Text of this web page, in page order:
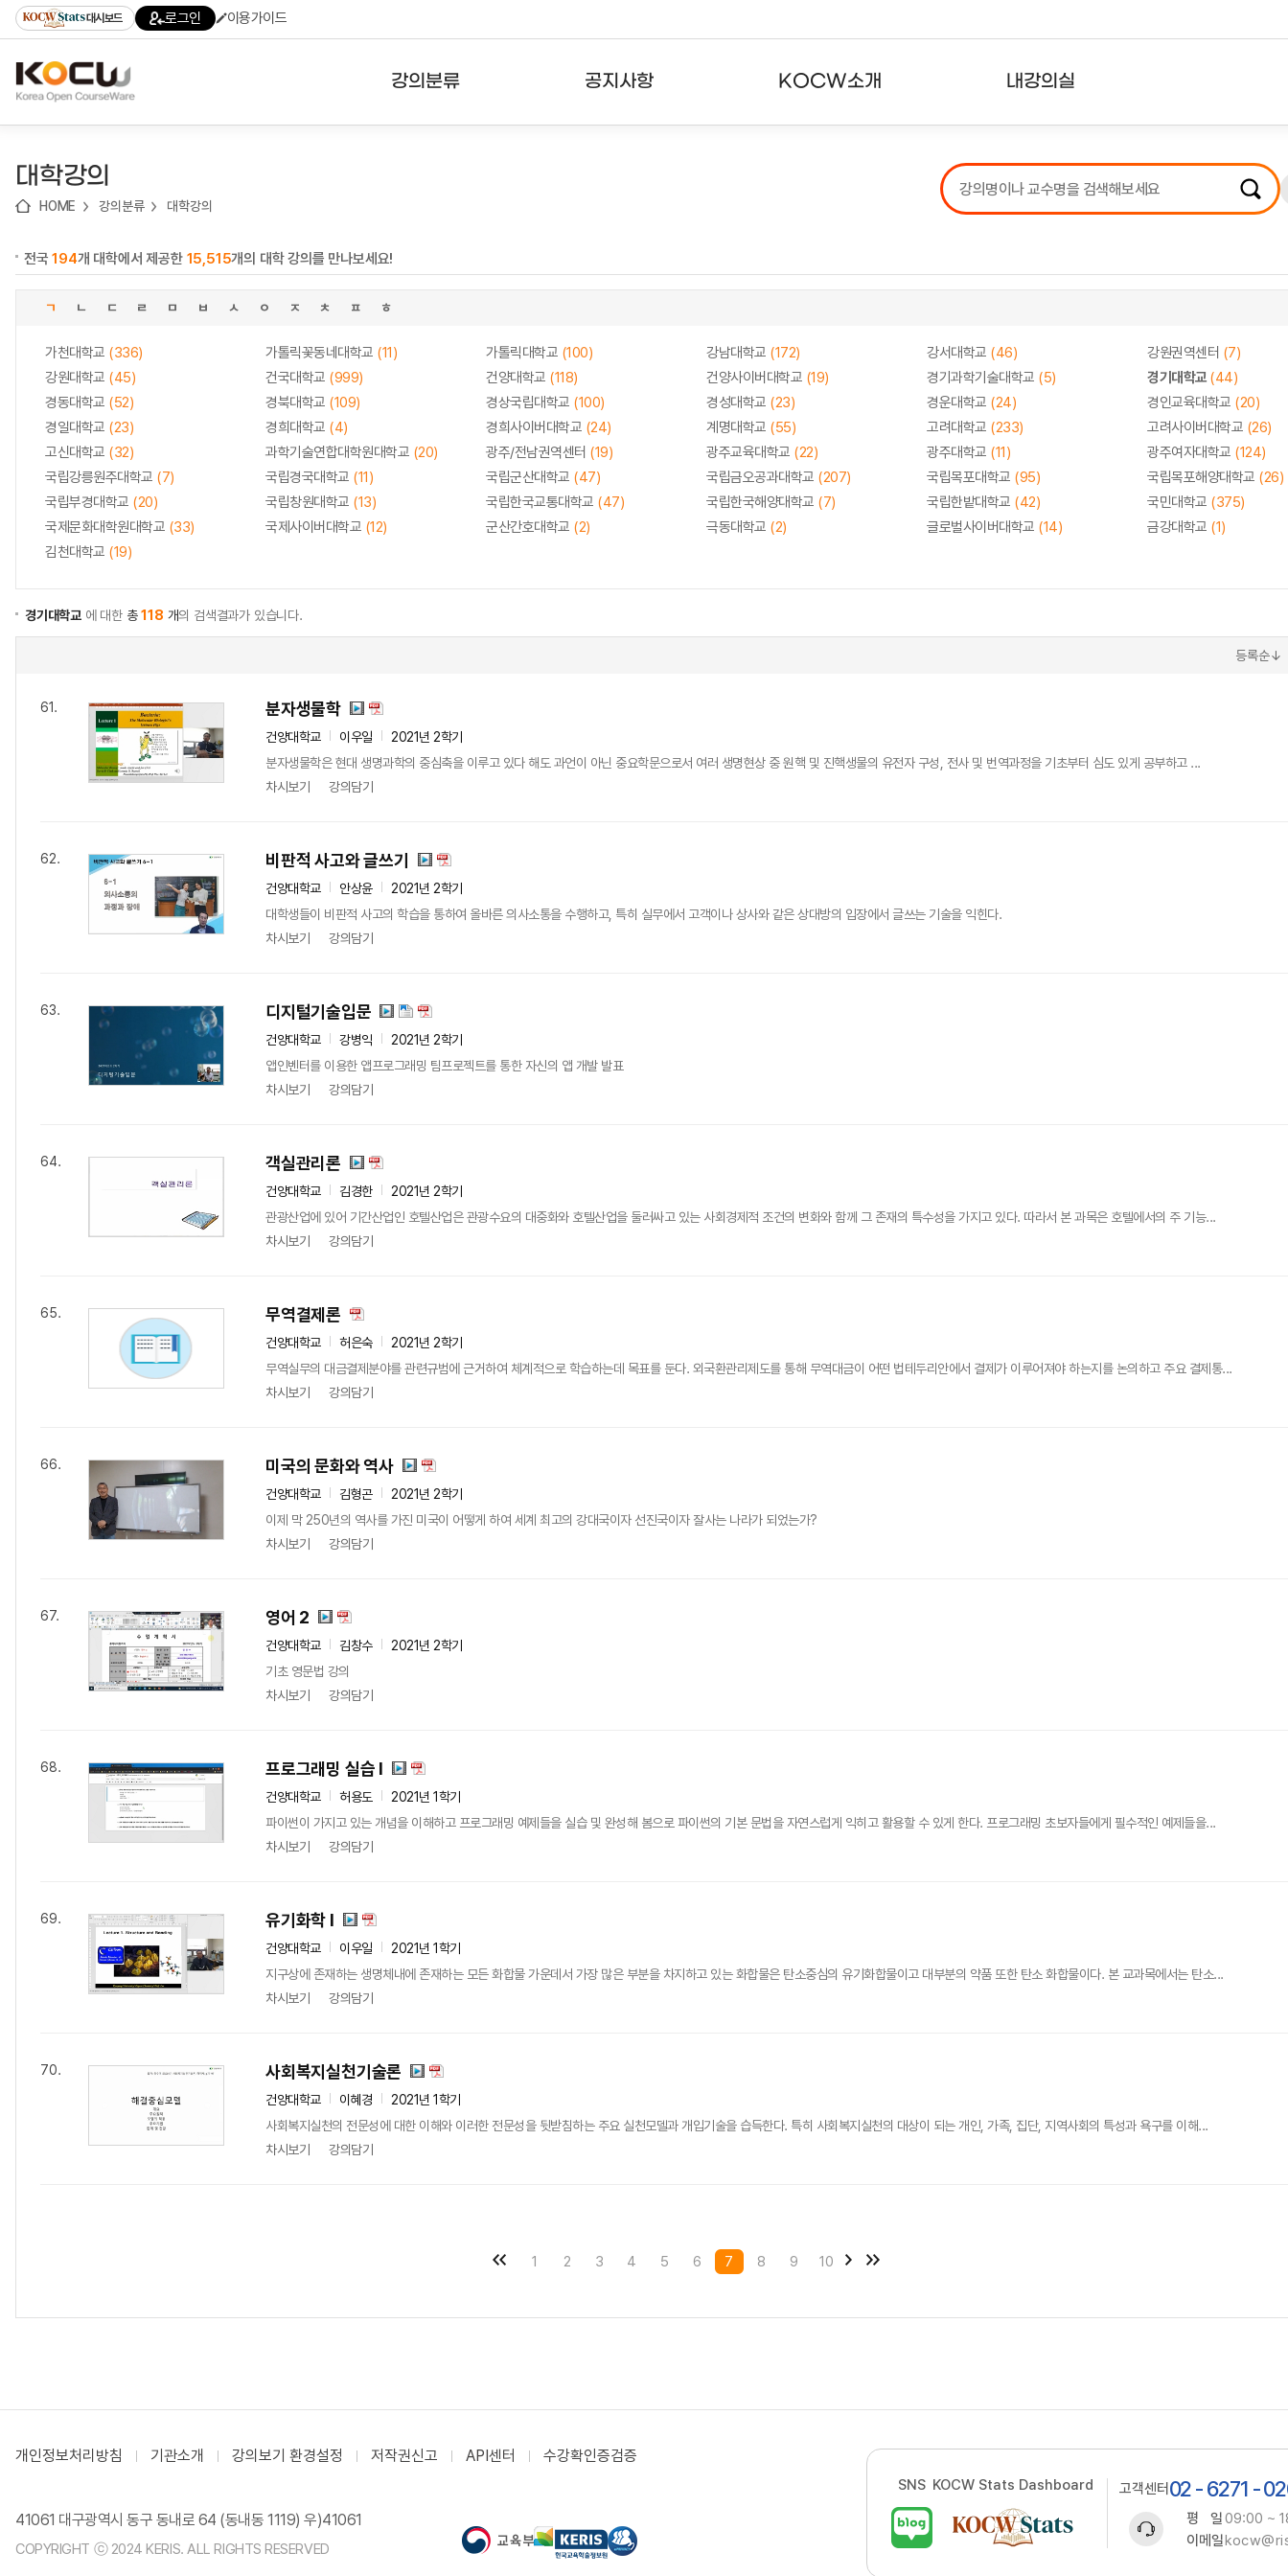
기
기
기
content)
가
대시보드 로그인 이용가이드
강의분류 공지사항 KOCW소개 내강의실
강의리스트
수강확인증강의
대학강의
HOME 강의분류 대학강의
전국194개 대학에서 제공한 15,515개의 대학 강의를 만나보세요!
ㄱ ㄴ ㄷ ㄹ ㅁ ㅂ ㅅ ㅇ ㅈ ㅊ ㅍ ㅎ
가천대학교 (336) 가톨릭꽃동네대학교 (11) 가톨릭대학교 (100) 강남대학교 (172) 강서대학교 (46) 강원권역센터 (7)
강원대학교 (45) 건국대학교 (999) 건양대학교 (118) 건양사이버대학교 (19) 경기과학기술대학교 (5) 경기대학교(44)
경동대학교 (52) 경북대학교 (109) 경상국립대학교 (100) 경성대학교 (23) 경운대학교 (24) 경인교육대학교 (20)
경일대학교 (23) 경희대학교 (4) 경희사이버대학교 (24) 계명대학교 (55) 고려대학교 (233) 고려사이버대학교 (26)
고신대학교 (32) 과학기술연합대학원대학교 (20) 광주/전남권역센터 (19) 광주교육대학교 (22) 광주대학교 (11) 광주여자대학교 (124)
국립강릉원주대학교 (7) 국립경국대학교 (11) 국립군산대학교 (47) 국립금오공과대학교 (207) 국립목포대학교 (95) 국립목포해양대학교 (26)
국립부경대학교 (20) 국립창원대학교 (13) 국립한국교통대학교 (47) 국립한국해양대학교 (7) 국립한밭대학교 (42) 국민대학교 (375)
국제문화대학원대학교 (33) 국제사이버대학교 (12) 군산간호대학교 (2) 극동대학교 (2) 글로벌사이버대학교 (14) 금강대학교 (1)
김천대학교 (19)
경기대학교 에 대한 총118 개의 검색결과가 있습니다.
등록순↓
61. 분자생물학
건양대학교 이우일
2021년 2학기
분자생물학은 현대 생명과학의 중심축을 이루고 있다 해도 과언이 아닌 중요학문으로서 여러 생명현상 중 원핵 및 진핵생물의 유전자 구성, 전사 및 번역과정을 기초부터 심도 있게 공부하고 ...
차시보기
강의담기
62. 비판적 사고와 글쓰기
건양대학교 안상윤
2021년 2학기
대학생들이 비판적 사고의 학습을 통하여 올바른 의사소통을 수행하고, 특히 실무에서 고객이나 상사와 같은 상대방의 입장에서 글쓰는 기술을 익힌다.
차시보기
강의담기
63. 디지털기술입문
건양대학교 강병익
2021년 2학기
앱인벤터를 이용한 앱프로그래밍 팀프로젝트를 통한 자신의 앱 개발 발표
차시보기
강의담기
64. 객실관리론
건양대학교 김경한
2021년 2학기
관광산업에 있어 기간산업인 호텔산업은 관광수요의 대중화와 호텔산업을 둘러싸고 있는 사회경제적 조건의 변화와 함께 그 존재의 특수성을 가지고 있다. 따라서 본 과목은 호텔에서의 주 기능...
차시보기
강의담기
65. 무역결제론
건양대학교 허은숙
2021년 2학기
무역실무의 대금결제분야를 관련규범에 근거하여 체계적으로 학습하는데 목표를 둔다. 외국환관리제도를 통해 무역대금이 어떤 법테두리안에서 결제가 이루어져야 하는지를 논의하고 주요 결제통...
차시보기
강의담기
66. 미국의 문화와 역사
건양대학교 김형곤
2021년 2학기
이제 막 250년의 역사를 가진 미국이 어떻게 하여 세계 최고의 강대국이자 선진국이자 잘사는 나라가 되었는가?
차시보기
강의담기
67. 영어 2
건양대학교 김창수
2021년 2학기
기초 영문법 강의
차시보기
강의담기
68. 프로그래밍 실습 I
건양대학교 허용도
2021년 1학기
파이썬이 가지고 있는 개념을 이해하고 프로그래밍 예제들을 실습 및 완성해 봄으로 파이썬의 기본 문법을 자연스럽게 익히고 활용할 수 있게 한다. 프로그래밍 초보자들에게 필수적인 예제들을...
차시보기
강의담기
69. 유기화학 I
건양대학교 이우일
2021년 1학기
지구상에 존재하는 생명체내에 존재하는 모든 화합물 가운데서 가장 많은 부분을 차지하고 있는 화합물은 탄소중심의 유기화합물이고 대부분의 약품 또한 탄소 화합물이다. 본 교과목에서는 탄소...
차시보기
강의담기
70. 사회복지실천기술론
건양대학교 이혜경
2021년 1학기
사회복지실천의 전문성에 대한 이해와 이러한 전문성을 뒷받침하는 주요 실천모델과 개입기술을 습득한다. 특히 사회복지실천의 대상이 되는 개인, 가족, 집단, 지역사회의 특성과 욕구를 이해...
차시보기
강의담기
1 2 3 4 5 6 7 8 9 10
개인정보처리방침 기관소개 강의보기 환경설정 저작권신고 API센터 수강확인증검증
41061 대구광역시 동구 동내로 64 (동내동 1119) 우)41061
COPYRIGHT ⓒ 2024 KERIS. ALL RIGHTS RESERVED
SNS KOCW Stats Dashboard 고객센터 02 - 6271 -
평 일09:00 ~
이메일